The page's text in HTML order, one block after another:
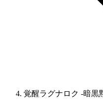
覚醒ラグナロク -暗黒